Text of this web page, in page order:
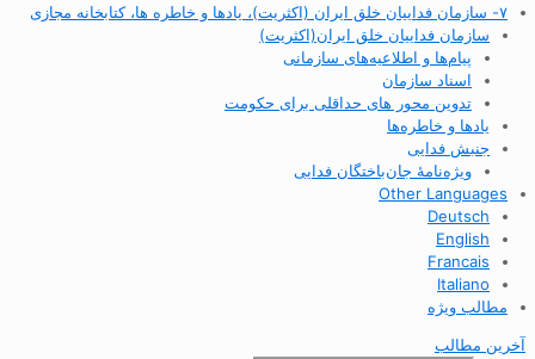
۷- سازمان فداییان خلق ایران (اکثریت)، یادها و خاطره ها، کتابخانه مجازی
سازمان فداییان خلق ایران(اکثریت)
پیام‌ها و اطلاعیه‌های سازمانی
اسناد سازمان
تدوین محور های حداقلی برای حکومت
یادها و خاطره‌ها
جنبش فدایی
ویژه‌نامهٔ جان‌باختگان فدایی
Other Languages
Deutsch
English
Francais
Italiano
مطالب ویژه
آخرین مطالب